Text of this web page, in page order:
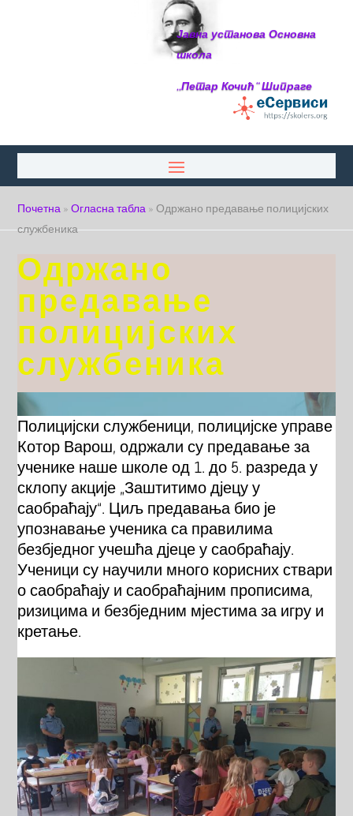
Јавна установа Основна
школа
,,Петар Кочић“ Шипраге
Почетна »Огласна табла »Одржано предавање полицијских
службеника
Одржано
предавање
полицијских
службеника
Полицијски службеници, полицијске управе
Котор Варош, одржали су предавање за
ученике наше школе од 1. до 5. разреда у
склопу акције „Заштитимо дјецу у
саобраћају“. Циљ предавања био је
упознавање ученика са правилима
безбједног учешћа дјеце у саобраћају.
Ученици су научили много корисних ствари
о саобраћају и саобраћајним прописима,
ризицима и безбједним мјестима за игру и
кретање.